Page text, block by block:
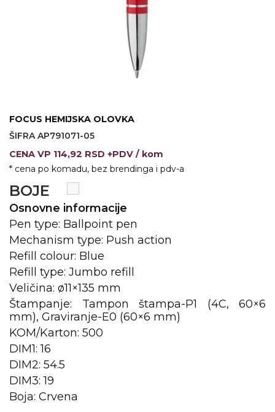
ALAT
ŠOLJE
LAMPE
ZDRAVLJE I LEPOTA
DUKSEVI I KABANICE
KAČKETI, KAPE I ŠEŠIRI
POLO MAJICE
KOŠULJE
UNIFORME
STRETCH TOPS
SUBLIMACIJA
CRICKET UPALJAČI
KAPE
FOCUS HEMIJSKA OLOVKA
ŠIFRA AP791071-05
CENA VP 114,92 RSD +PDV / kom
* cena po komadu, bez brendinga i pdv-a
BOJE
Osnovne informacije
Pen type: Ballpoint pen
Mechanism type: Push action
Refill colour: Blue
Refill type: Jumbo refill
Veličina: ø11×135 mm
Štampanje: Tampon štampa-P1 (4C, 60×6
mm), Graviranje-E0 (60×6 mm)
KOM/Karton: 500
DIM1: 16
DIM2: 54.5
DIM3: 19
Boja: Crvena